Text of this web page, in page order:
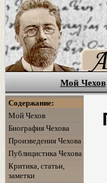
Мой Чехов
Содержание:
Мой Чехов
Биография Чехова
Произведения Чехова
Публицистика Чехова
Критика, статьи,
заметки